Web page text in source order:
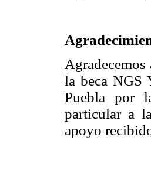
la beca NGS
Puebla por
particular a
apoyo